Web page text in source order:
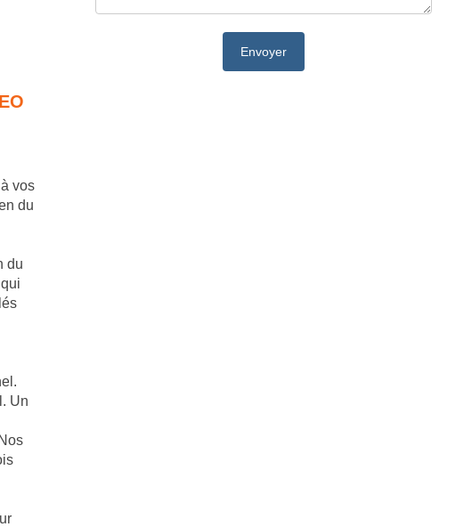
vos
du
du
Un